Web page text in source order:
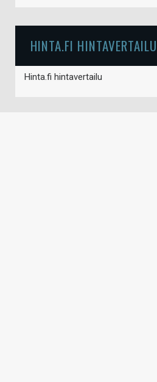
HINTA.FI HINTAVERTAILU
Hinta.fi hintavertailu